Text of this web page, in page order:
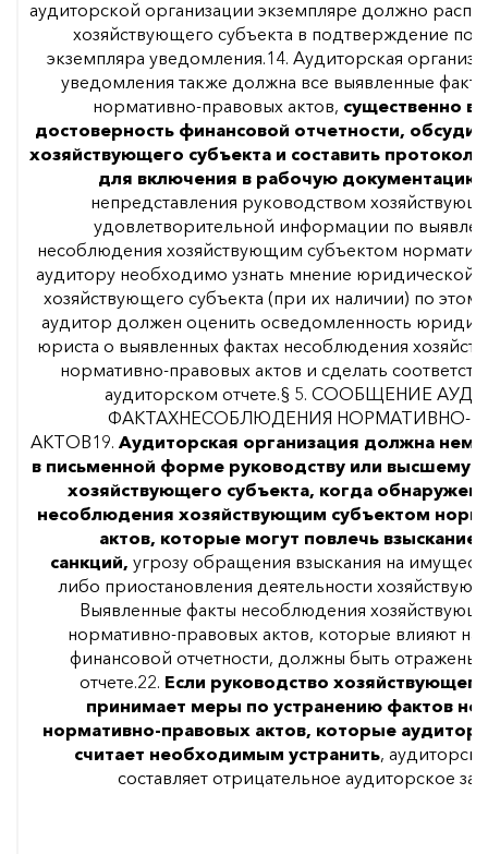
аудиторской организации экземпляре должно
хозяйствующего субъекта в подтверждение
экземпляра уведомления.14. Аудиторская
уведомления также должна все выявленные
нормативно-правовых актов, существенно
достоверность финансовой отчетности,
хозяйствующего субъекта и составить
для включения в рабочую документацию.
непредставления руководством
удовлетворительной информации по
несоблюдения хозяйствующим субъектом
аудитору необходимо узнать мнение юридической
хозяйствующего субъекта (при их наличии) по
аудитор должен оценить осведомленность
юриста о выявленных фактах несоблюдения
нормативно-правовых актов и сделать
аудиторском отчете.§ 5. СООБЩЕНИЕ
ФАКТАХНЕСОБЛЮДЕНИЯ НОРМАТИВНО-
АКТОВ19. Аудиторская организация должна
в письменной форме руководству или высшему
хозяйствующего субъекта, когда
несоблюдения хозяйствующим субъектом
актов, которые могут повлечь
санкций, угрозу обращения взыскания на
либо приостановления деятельности
Выявленные факты несоблюдения
нормативно-правовых актов, которые влияют на
финансовой отчетности, должны быть отражены
отчете.22. Если руководство
принимает меры по устранению фактов
нормативно-правовых актов, которые
считает необходимым устранить,
составляет отрицательное аудиторское